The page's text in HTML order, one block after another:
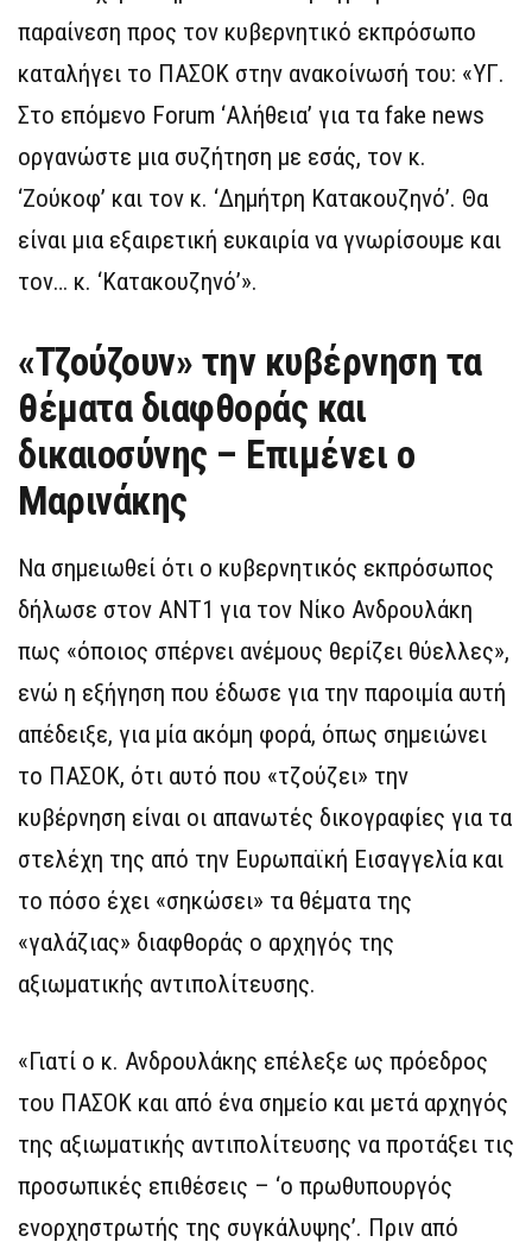
παραίνεση προς τον κυβερνητικό εκπρόσωπο
καταλήγει το ΠΑΣΟΚ στην ανακοίνωσή του: «ΥΓ.
Στο επόμενο Forum ‘Αλήθεια’ για τα fake news
οργανώστε μια συζήτηση με εσάς, τον κ.
‘Ζούκοφ’ και τον κ. ‘Δημήτρη Κατακουζηνό’. Θα
είναι μια εξαιρετική ευκαιρία να γνωρίσουμε και
τον… κ. ‘Κατακουζηνό’».
«Τζούζουν» την κυβέρνηση τα
θέματα διαφθοράς και
δικαιοσύνης – Επιμένει ο
Μαρινάκης
Να σημειωθεί ότι ο κυβερνητικός εκπρόσωπος
δήλωσε στον ΑΝΤ1 για τον Νίκο Ανδρουλάκη
πως «όποιος σπέρνει ανέμους θερίζει θύελλες»,
ενώ η εξήγηση που έδωσε για την παροιμία αυτή
απέδειξε, για μία ακόμη φορά, όπως σημειώνει
το ΠΑΣΟΚ, ότι αυτό που «τζούζει» την
κυβέρνηση είναι οι απανωτές δικογραφίες για τα
στελέχη της από την Ευρωπαϊκή Εισαγγελία και
το πόσο έχει «σηκώσει» τα θέματα της
«γαλάζιας» διαφθοράς ο αρχηγός της
αξιωματικής αντιπολίτευσης.
«Γιατί ο κ. Ανδρουλάκης επέλεξε ως πρόεδρος
του ΠΑΣΟΚ και από ένα σημείο και μετά αρχηγός
της αξιωματικής αντιπολίτευσης να προτάξει τις
προσωπικές επιθέσεις – ‘ο πρωθυπουργός
ενορχηστρωτής της συγκάλυψης’. Πριν από